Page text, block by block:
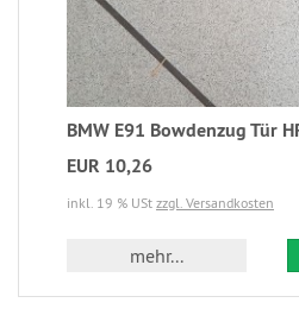
BMW E91 Bowdenzug Tür
EUR 10,26
inkl. 19 % USt zzgl. Versandkosten
mehr...